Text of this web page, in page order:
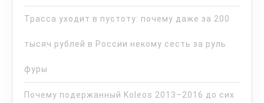
Трасса уходит в пустоту: почему даже за 200
тысяч рублей в России некому сесть за руль
фуры
Почему подержанный Koleos 2013–2016 до сих